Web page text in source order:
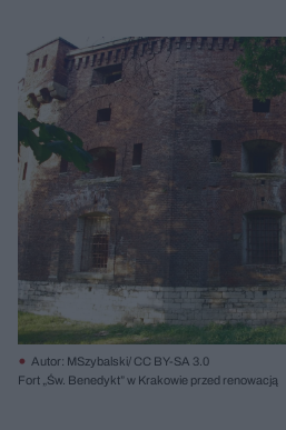
Autor: MSzybalski/ CC BY-SA 3.0
Fort „Św. Benedykt” w Krakowie przed renowacją